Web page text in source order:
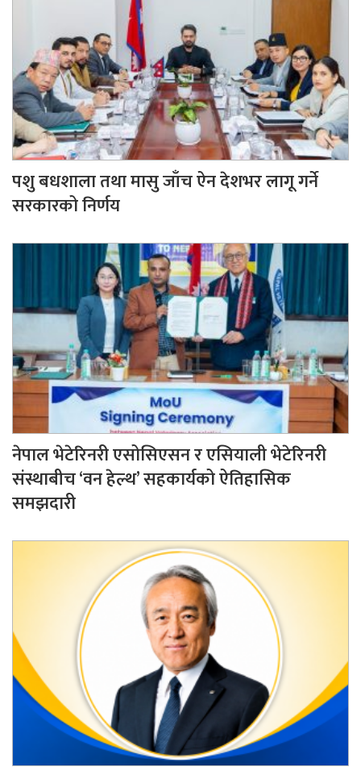
पशु बधशाला तथा मासु जाँच ऐन देशभर लागू गर्ने
सरकारको निर्णय
नेपाल भेटेरिनरी एसोसिएसन र एसियाली भेटेरिनरी
संस्थाबीच ‘वन हेल्थ’ सहकार्यको ऐतिहासिक
समझदारी